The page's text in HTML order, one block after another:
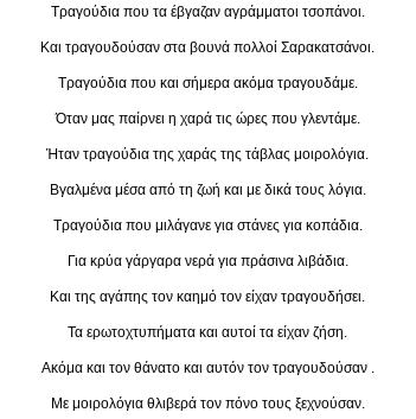
Τραγούδια που τα έβγαζαν αγράμματοι τσοπάνοι.
Και τραγουδούσαν στα βουνά πολλοί Σαρακατσάνοι.
Τραγούδια που και σήμερα ακόμα τραγουδάμε.
Όταν μας παίρνει η χαρά τις ώρες που γλεντάμε.
Ήταν τραγούδια της χαράς της τάβλας μοιρολόγια.
Βγαλμένα μέσα από τη ζωή και με δικά τους λόγια.
Τραγούδια που μιλάγανε για στάνες για κοπάδια.
Για κρύα γάργαρα νερά για πράσινα λιβάδια.
Και της αγάπης τον καημό τον είχαν τραγουδήσει.
Τα ερωτοχτυπήματα και αυτοί τα είχαν ζήση.
Ακόμα και τον θάνατο και αυτόν τον τραγουδούσαν .
Με μοιρολόγια θλιβερά τον πόνο τους ξεχνούσαν.